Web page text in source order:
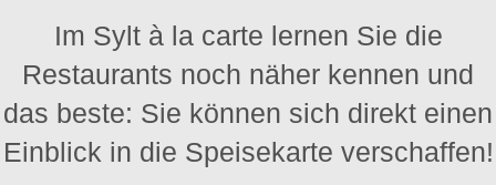
Im Sylt à la carte lernen Sie die
Restaurants noch näher kennen und
das beste: Sie können sich direkt einen
Einblick in die Speisekarte verschaffen!